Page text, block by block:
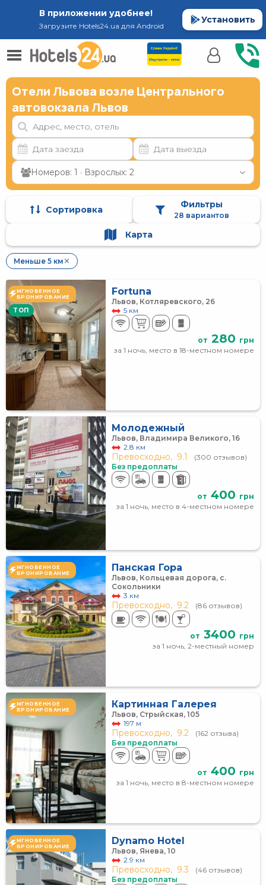
В приложении удобнее!
Загрузите Hotels24.ua для Android
Установить
Отели Львова возле Центрального
автовокзала Львов
Номеров: 1 · Взрослых: 2
Сортировка Фильтры
28 вариантов
Карта
Меньше 5 км ✕
МГНОВЕННОЕ
БРОНИРОВАНИЕ
TOП
Fortuna
Львов, Котляревского, 26
5 км
от 280 грн
за 1 ночь, место в 18-местном номере
Молодежный
Львов, Владимира Великого, 16
2.8 км
Превосходно, 9.1
(300 отзывов)
Без предоплаты
от 400 грн
за 1 ночь, место в 4-местном номере
МГНОВЕННОЕ
БРОНИРОВАНИЕ
Панская Гора
Львов, Кольцевая дорога, с.
Сокольники
3 км
Превосходно, 9.2 (86 отзывов)
от 3400 грн
за 1 ночь, 2-местный номер
МГНОВЕННОЕ
БРОНИРОВАНИЕ
Картинная Галерея
Львов, Стрыйская, 105
197 м
Превосходно, 9.2
(162 отзыва)
Без предоплаты
от 400 грн
за 1 ночь, место в 8-местном номере
МГНОВЕННОЕ
БРОНИРОВАНИЕ
Dynamo Hotel
Львов, Янева, 10
2.9 км
Превосходно, 9.3
(46 отзывов)
Без предоплаты